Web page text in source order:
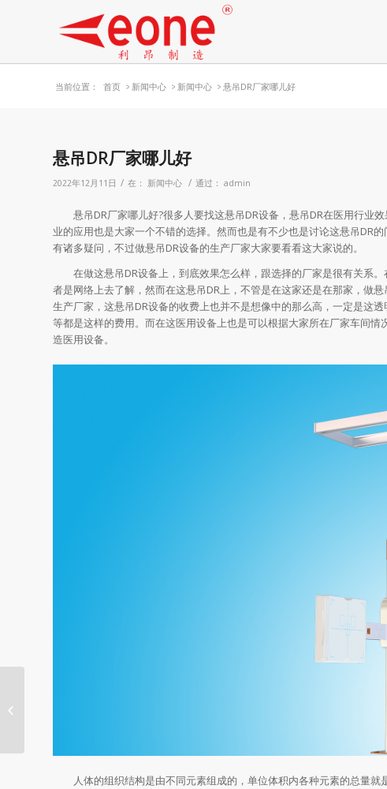
当前位置： 首页 > 新闻中心 > 新闻中心 > 悬吊DR厂家哪儿好
悬吊DR厂家哪儿好
2022年12月11日 / 在： 新闻中心 / 通过： admin
悬吊DR厂家哪儿好?很多人要找这悬吊DR设备，悬吊DR在医用行业
业的应用也是大家一个不错的选择。然而也是有不少也是讨论这悬吊DR
有诸多疑问，不过做悬吊DR设备的生产厂家大家要看看这大家说的。
在做这悬吊DR设备上，到底效果怎么样，跟选择的厂家是很有关系。
者是网络上去了解，然而在这悬吊DR上，不管是在这家还是在那家，做
生产厂家，这悬吊DR设备的收费上也并不是想像中的那么高，一定是这
等都是这样的费用。而在这医用设备上也是可以根据大家所在厂家车间
造医用设备。
人体的组织结构是由不同元素组成的，单位体积内各种元素的总量就